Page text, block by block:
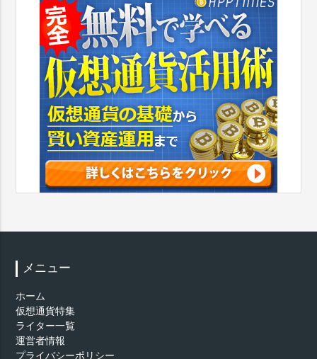
メニュー
ホーム
仮想通貨特集
ライター一覧
運営者情報
プライバシーポリシー